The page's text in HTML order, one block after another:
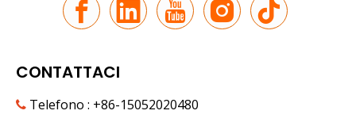
CONTATTACI
 Telefono : +86-15052020480